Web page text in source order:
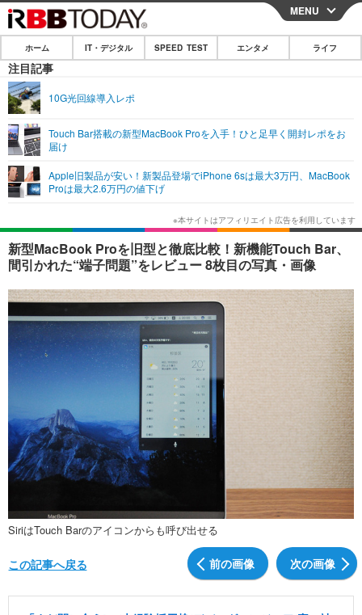
CLOSE
ホーム
IT・デジタル
ショッピング その他
SPEED TEST
エンタメ
エンタメTOP
韓国・芸能
音楽 スポーツ
ショッピング その他
ライフ
ライフTOP グルメ
ペット ショッピング
その他
リリース一覧
プッシュ通知の停止方法
MENU
ホーム IT・デジタル SPEED TEST エンタメ ライフ
注目記事
10G光回線導入レポ
Touch Bar搭載の新型MacBook Proを入手！ひと足早く開封レポをお
届け
Apple旧製品が安い！新製品登場でiPhone 6sは最大3万円、MacBook
Proは最大2.6万円の値下げ
新型MacBook Proを旧型と徹底比較！新機能Touch Bar、
間引かれた“端子問題”をレビュー 8枚目の写真・画像
SiriはTouch Barのアイコンからも呼び出せる
前の画像 次の画像
この記事へ戻る